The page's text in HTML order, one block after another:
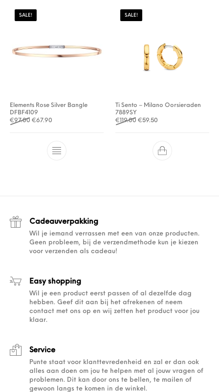
SALE!
Elements Rose Silver Bangle
DFBF4109
€97.00 Oorspronkelijke prijs was: €97.00.
€67.90 Huidige prijs is: €67.90.
SALE!
Ti Sento – Milano Oorsieraden
7889SY
€ 119.00 Oorspronkelijke prijs was:
€59.50
Cadeauverpakking
Wil je iemand verrassen met een van onze producten.
Geen probleem, bij de verzendmethode kun je kiezen
voor verzenden als cadeau!
Easy shopping
Wil je een product eerst passen of al dezelfde dag
hebben. Geef dit aan bij het afrekenen of neem
contact met ons op en wij zetten het product voor jou
klaar.
Service
Punte staat voor klanttevredenheid en zal er dan ook
alles aan doen om jou te helpen met al jouw vragen of
problemen. Dit kan door ons te bellen, te mailen of
gewoon langs te komen in de winkel.